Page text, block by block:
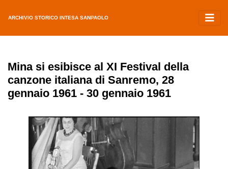
ARCHIVIO STORICO INTESA SANPAOLO
Mina si esibisce al XI Festival della
canzone italiana di Sanremo, 28
gennaio 1961 - 30 gennaio 1961